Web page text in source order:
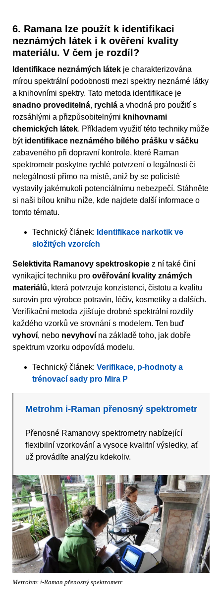
6. Ramana lze použít k identifikaci
neznámých látek i k ověření kvality
materiálu. V čem je rozdíl?
Identifikace neznámých látek je charakterizována
mírou spektrální podobnosti mezi spektry neznámé látky
a knihovními spektry. Tato metoda identifikace je
snadno proveditelná, rychlá a vhodná pro použití s
rozsáhlými a přizpůsobitelnými knihovnami
chemických látek. Příkladem využití této techniky může
být identifikace neznámého bílého prášku v sáčku
zabaveného při dopravní kontrole, které Raman
spektrometr poskytne rychlé potvrzení o legálnosti či
nelegálnosti přímo na místě, aniž by se policisté
vystavily jakémukoli potenciálnímu nebezpečí. Stáhněte
si naši bílou knihu níže, kde najdete další informace o
tomto tématu.
Technický článek: Identifikace narkotik ve
složitých vzorcích
Selektivita Ramanovy spektroskopie z ní také činí
vynikající techniku pro ověřování kvality známých
materiálů, která potvrzuje konzistenci, čistotu a kvalitu
surovin pro výrobce potravin, léčiv, kosmetiky a dalších.
Verifikační metoda zjišťuje drobné spektrální rozdíly
každého vzorků ve srovnání s modelem. Ten buď
vyhoví, nebo nevyhoví na základě toho, jak dobře
spektrum vzorku odpovídá modelu.
Technický článek: Verifikace, p-hodnoty a
trénovací sady pro Mira P
Metrohm i-Raman přenosný spektrometr
Přenosné Ramanovy spektrometry nabízející
flexibilní vzorkování a vysoce kvalitní výsledky, ať
už provádíte analýzu kdekoliv.
Metrohm: i-Raman přenosný spektrometr